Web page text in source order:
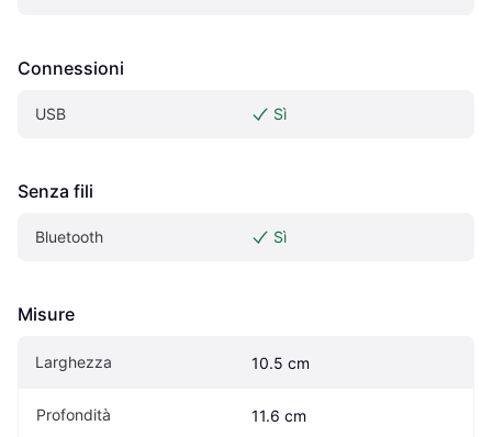
Connessioni
USB Sì
Senza fili
Bluetooth Sì
Misure
Larghezza 10.5 cm
Profondità 11.6 cm